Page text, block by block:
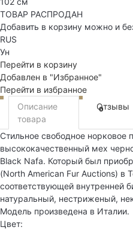
ТОВАР РАСПРОДАН
Добавить в корзину можно и
RUS
Ун
Перейти в корзину
Добавлен в "Избранное"
Перейти в избранное
Описание
товара
Отзывы
0
Стильное свободное норковое
высококачественный мех
Black Nafa. Который был
(North American Fur Auctions) в
соответствующей внутренней
натуральный, нестриженый,
Модель произведена в Италии.
Цвет: